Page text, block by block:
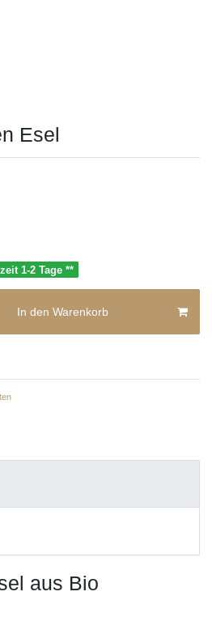
Esel
1-2 Tage **
In den Warenkorb
aus Bio